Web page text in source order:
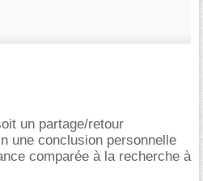
un partage/retour
une conclusion personnelle
comparée à la recherche à